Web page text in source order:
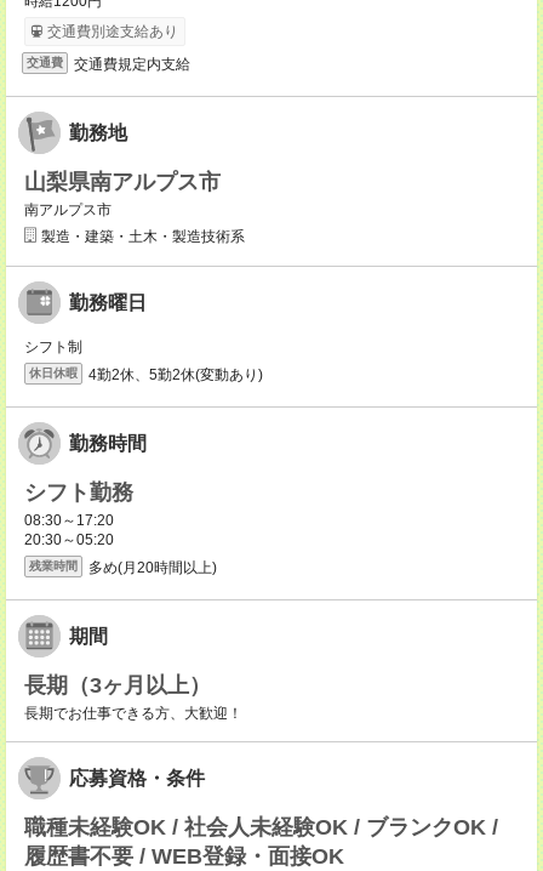
交通費別途支給あり
交通費 交通費規定内支給
勤務地
山梨県南アルプス市
南アルプス市
製造・建築・土木・製造技術系
勤務曜日
シフト制
休日休暇 4勤2休、5勤2休(変動あり)
勤務時間
シフト勤務
08:30～17:20
20:30～05:20
残業時間 多め(月20時間以上)
期間
長期（3ヶ月以上）
長期でお仕事できる方、大歓迎！
応募資格・条件
職種未経験OK / 社会人未経験OK / ブランクOK /
履歴書不要 / WEB登録・面接OK